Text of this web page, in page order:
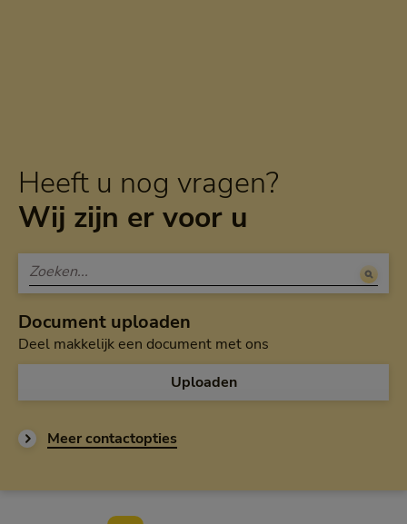
Heeft u nog vragen?
Wij zijn er voor u
Document uploaden
Deel makkelijk een document met ons
Uploaden
Meer contactopties